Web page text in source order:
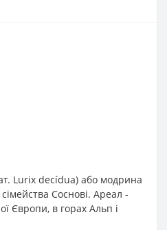
Lurix decídua) або модрина
Соснові. Ареал -
Європи, в горах Альп і